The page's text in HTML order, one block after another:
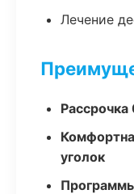
Лечение
уголок